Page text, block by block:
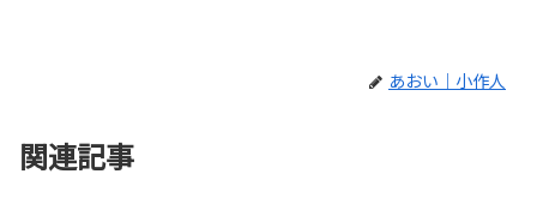
あおい｜小作人
関連記事